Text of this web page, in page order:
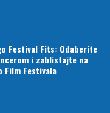
Festival Fits: Odaberite
i zablistajte na
Film Festivala